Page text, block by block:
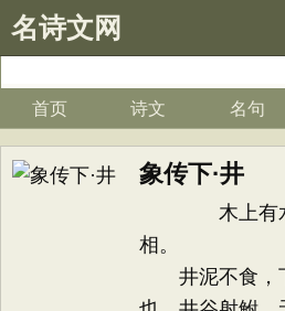
名诗文网
首页 诗文 名句
象传下·井
木上有水，
相。
井泥不食，